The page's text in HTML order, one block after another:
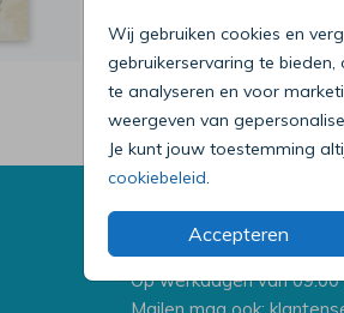
Wij gebruiken cookies en
gebruikerservaring te
te analyseren en voor
weergeven van
Je kunt jouw toestemming
cookiebeleid.
Accepteren
Bel onze
0318 - 72 51 23
Op werkdagen van